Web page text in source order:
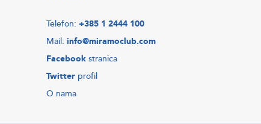
Telefon: +385 1 2444 100
Mail: info@miramoclub.com
Facebook stranica
Twitter profil
O nama